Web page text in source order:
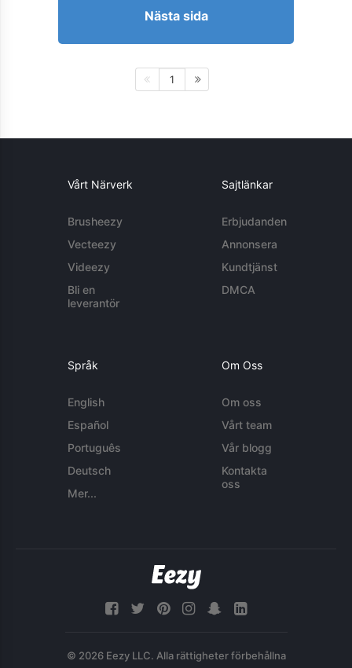
Nästa sida
1
Vårt Närverk
Brusheezy
Vecteezy
Videezy
Bli en
leverantör
Sajtlänkar
Erbjudanden
Annonsera
Kundtjänst
DMCA
Språk
English
Español
Português
Deutsch
Mer...
Om Oss
Om oss
Vårt team
Vår blogg
Kontakta
oss
© 2026 Eezy LLC. Alla rättigheter förbehållna